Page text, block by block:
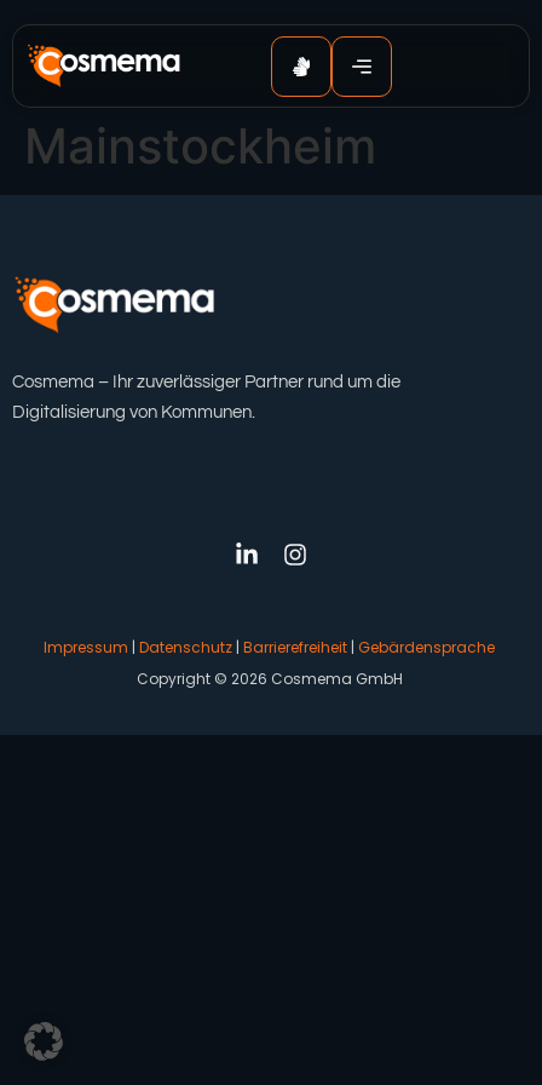
springen
Mainstockheim
Cosmema – Ihr zuverlässiger Partner rund um die
Digitalisierung von Kommunen.
Impressum | Datenschutz | Barrierefreiheit | Gebärdensprache
Copyright © 2026 Cosmema GmbH